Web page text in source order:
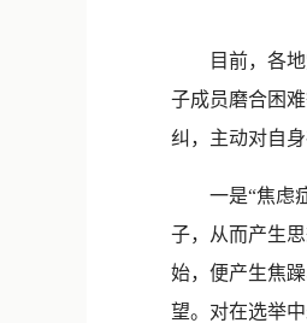
目前，各地党
子成员磨合困
纠，主动对自
一是“焦虑症”
子，从而产生
始，便产生焦
望。对在选举